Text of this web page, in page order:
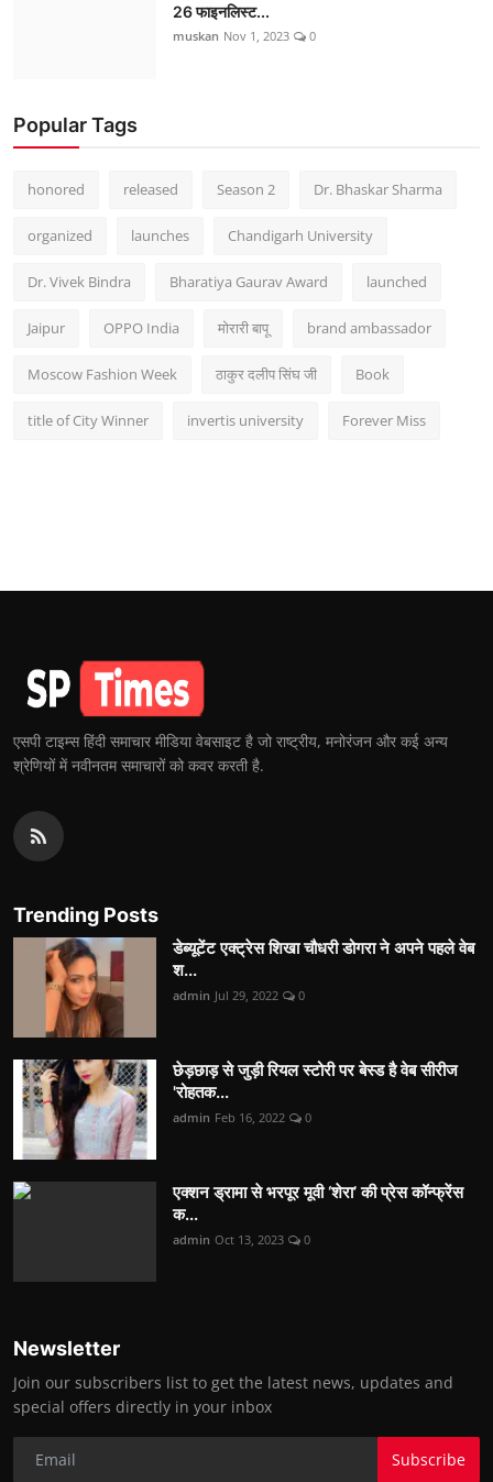
26 फाइनलिस्ट...
muskan Nov 1, 2023 0
Popular Tags
honored released Season 2 Dr. Bhaskar Sharma
organized launches Chandigarh University
Dr. Vivek Bindra Bharatiya Gaurav Award launched
Jaipur OPPO India मोरारी बापू brand ambassador
Moscow Fashion Week ठाकुर दलीप सिंघ जी Book
title of City Winner invertis university Forever Miss
एसपी टाइम्स हिंदी समाचार मीडिया वेबसाइट है जो राष्ट्रीय, मनोरंजन और कई अन्य
श्रेणियों में नवीनतम समाचारों को कवर करती है.
Trending Posts
डेब्यूटेंट एक्ट्रेस शिखा चौधरी डोगरा ने अपने पहले वेब
श...
admin Jul 29, 2022 0
छेड़छाड़ से जुड़ी रियल स्टोरी पर बेस्ड है वेब सीरीज
'रोहतक...
admin Feb 16, 2022 0
एक्शन ड्रामा से भरपूर मूवी ‘शेरा’ की प्रेस कॉन्फ्रेंस
क...
admin Oct 13, 2023 0
Newsletter
Join our subscribers list to get the latest news, updates and
special offers directly in your inbox
Subscribe